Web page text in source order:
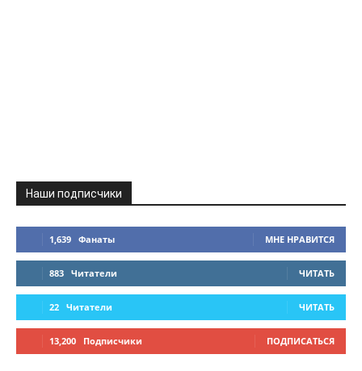
Наши подписчики
1,639 Фанаты МНЕ НРАВИТСЯ
883 Читатели ЧИТАТЬ
22 Читатели ЧИТАТЬ
13,200 Подписчики ПОДПИСАТЬСЯ